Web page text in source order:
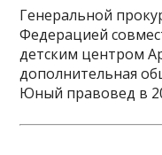
Генеральной
Федерацией
детским центром
дополнительная
Юный правовед в